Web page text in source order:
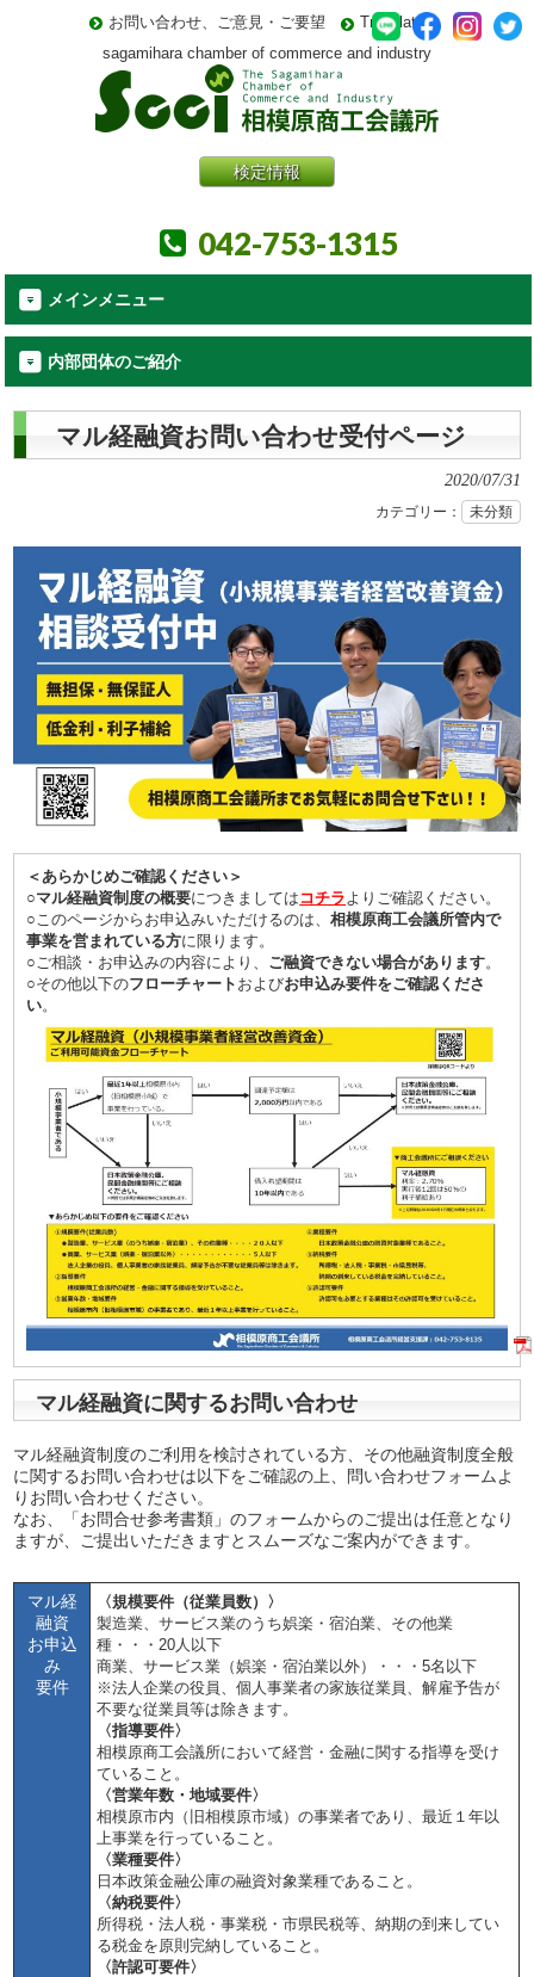
sagamihara chamber of commerce and industry
お問い合わせ、ご意見・ご要望 Translate
検定情報
042-753-1315
メインメニュー
内部団体のご紹介
マル経融資お問い合わせ受付ページ
2020/07/31
カテゴリー： 未分類
＜あらかじめご確認ください＞
○マル経融資制度の概要につきましては コチラよりご確認ください。
○このページからお申込みいただけるのは、相模原商工会議所管内で
事業を営まれている方に限ります。
○ご相談・お申込みの内容により、 ご融資できない場合があります。
○その他以下のフローチャート およびお申込み要件をご確認くださ
い。
マル経融資に関するお問い合わせ
マル経融資制度のご利用を検討されている方、その他融資制度全般
に関するお問い合わせは以下をご確認の上、問い合わせフォームよ
りお問い合わせください。
なお、「お問合せ参考書類」のフォームからのご提出は任意となり
ますが、ご提出いただきますとスムーズなご案内ができます。
マル経
融資
お申込
み
要件
〈規模要件（従業員数）〉
製造業、サービス業のうち娯楽・宿泊業、その他業
種・・・20人以下
商業、サービス業（娯楽・宿泊業以外）・・・5名以下
※法人企業の役員、個人事業者の家族従業員、解雇予告が
不要な従業員等は除きます。
〈指導要件〉
相模原商工会議所において経営・金融に関する指導を受け
ていること。
〈営業年数・地域要件〉
相模原市内（旧相模原市域）の事業者であり、最近１年以
上事業を行っていること。
〈業種要件〉
日本政策金融公庫の融資対象業種であること。
〈納税要件〉
所得税・法人税・事業税・市県民税等、納期の到来してい
る税金を原則完納していること。
〈許認可要件〉